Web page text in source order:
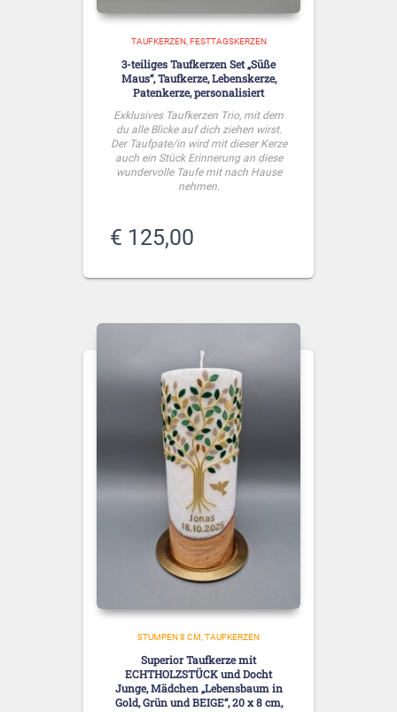
TAUFKERZEN FESTTAGSKERZEN
3-teiliges Taufkerzen Set „Süße
Maus“, Taufkerze, Lebenskerze,
Patenkerze, personalisiert
Exklusives Taufkerzen Trio, mit dem
du alle Blicke auf dich ziehen wirst.
Der Taufpate/in wird mit dieser Kerze
auch ein Stück Erinnerung an diese
wundervolle Taufe mit nach Hause
nehmen.
€ 125,00
STUMPEN 8 CM TAUFKERZEN
Superior Taufkerze mit
ECHTHOLZSTÜCK und Docht
Junge, Mädchen „Lebensbaum in
Gold, Grün und BEIGE“, 20 x 8 cm,